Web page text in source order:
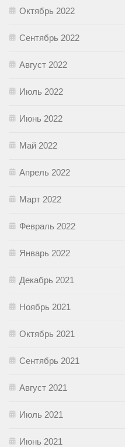
Октябрь 2022
Сентябрь 2022
Август 2022
Июль 2022
Июнь 2022
Май 2022
Апрель 2022
Март 2022
Февраль 2022
Январь 2022
Декабрь 2021
Ноябрь 2021
Октябрь 2021
Сентябрь 2021
Август 2021
Июль 2021
Июнь 2021